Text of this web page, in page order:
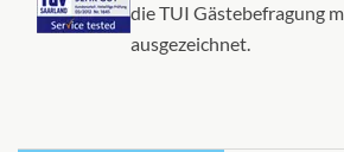
die TUI Gästebefragung
ausgezeichnet.